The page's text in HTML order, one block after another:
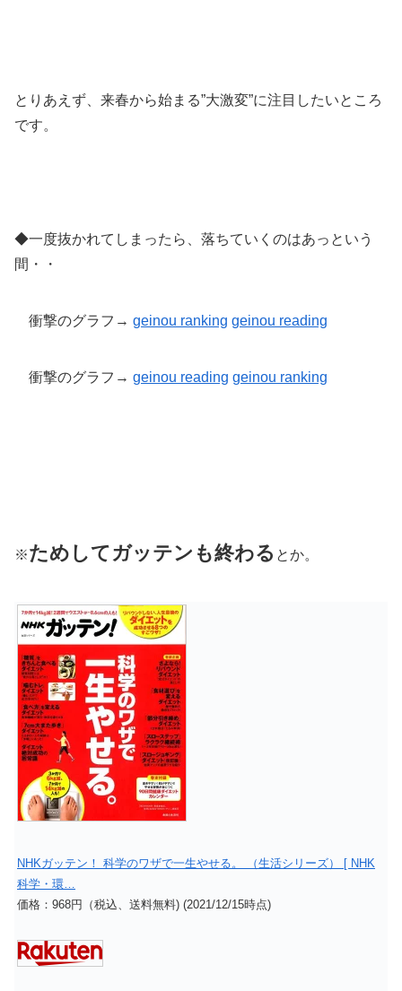
とりあえず、来春から始まる”大激変”に注目したいところ
です。
◆一度抜かれてしまったら、落ちていくのはあっという
間・・
衝撃のグラフ→ geinou ranking geinou reading
衝撃のグラフ→ geinou reading geinou ranking
※ためしてガッテンも終わる とか。
NHKガッテン！ 科学のワザで一生やせる。 （生活シリーズ） [ NHK
科学・環…
価格：968円（税込、送料無料) (2021/12/15時点)